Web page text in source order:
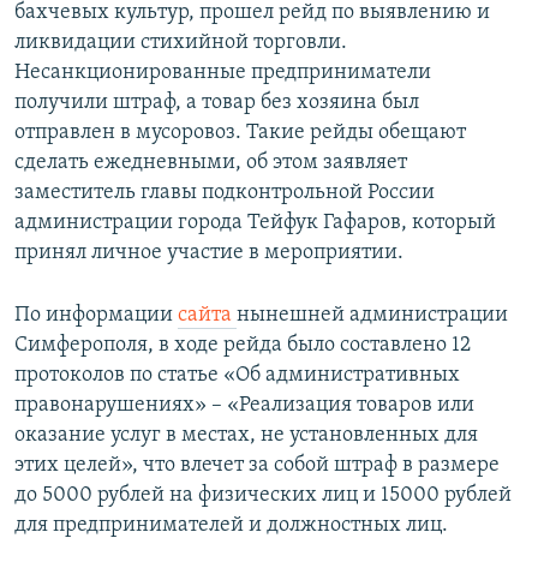
бахчевых культур, прошел рейд по выявлению и
ликвидации стихийной торговли.
Несанкционированные предприниматели
получили штраф, а товар без хозяина был
отправлен в мусоровоз. Такие рейды обещают
сделать ежедневными, об этом заявляет
заместитель главы подконтрольной России
администрации города Тейфук Гафаров, который
принял личное участие в мероприятии.
По информации сайта нынешней администрации
Симферополя, в ходе рейда было составлено 12
протоколов по статье «Об административных
правонарушениях» – «Реализация товаров или
оказание услуг в местах, не установленных для
этих целей», что влечет за собой штраф в размере
до 5000 рублей на физических лиц и 15000 рублей
для предпринимателей и должностных лиц.